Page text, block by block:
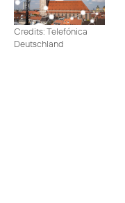
Credits: Telefónica
Deutschland